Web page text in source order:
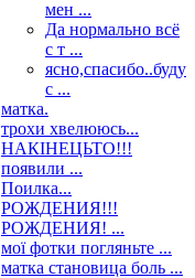
мен ...
Да нормально всё
с т ...
ясно,спасибо..буду
с ...
матка.
трохи хвелююсь...
НАКІНЕЦЬТО!!!
появили ...
Поилка...
РОЖДЕНИЯ!!!
РОЖДЕНИЯ! ...
мої фотки погляньте ...
матка становица боль ...